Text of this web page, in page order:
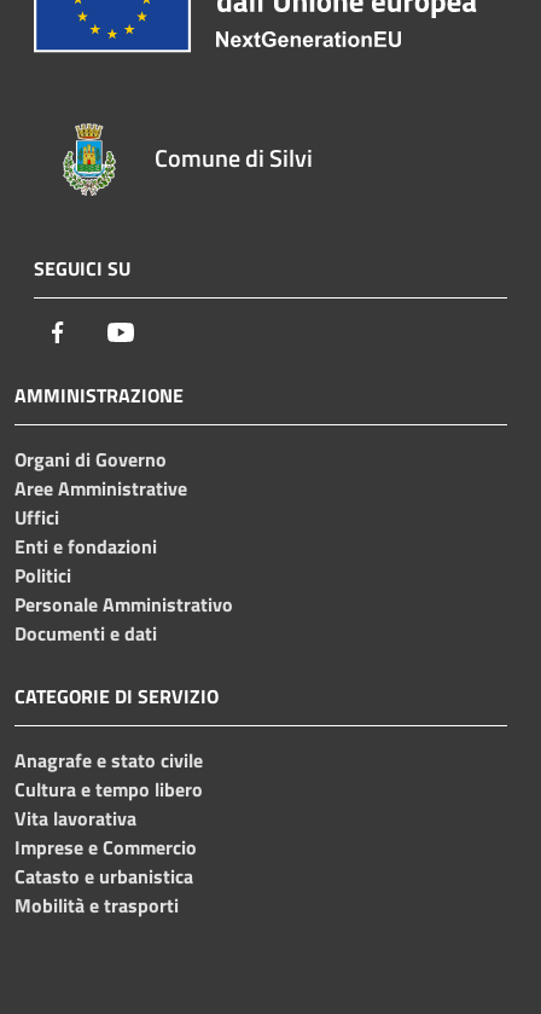
Comune di Silvi
SEGUICI SU
Facebook
AMMINISTRAZIONE
Organi di Governo
Aree Amministrative
Uffici
Enti e fondazioni
Politici
Personale Amministrativo
Documenti e dati
CATEGORIE DI SERVIZIO
Anagrafe e stato civile
Cultura e tempo libero
Vita lavorativa
Imprese e Commercio
Catasto e urbanistica
Mobilità e trasporti